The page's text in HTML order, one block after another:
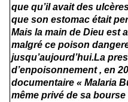
que qu’il avait des
que son estomac était
Mais la main de Dieu est
malgré ce poison
jusqu’aujourd’hui.La
d’enpoisonnement , en
documentaire « Malaria
même privé de sa bourse